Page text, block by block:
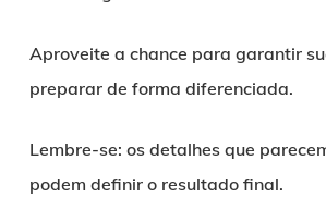
Aproveite a chance para garantir
preparar de forma diferenciada.
Lembre-se: os detalhes que
podem definir o resultado final.